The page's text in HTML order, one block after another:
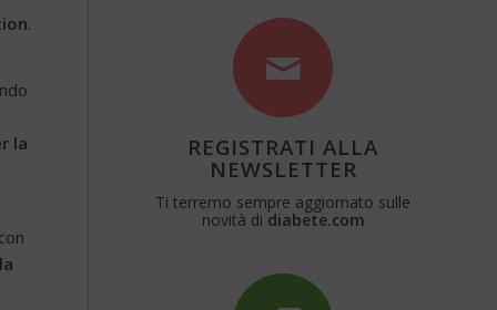
.
la
REGISTRATI ALLA
NEWSLETTER
Ti terremo sempre aggiornato sulle
novità di diabete.com